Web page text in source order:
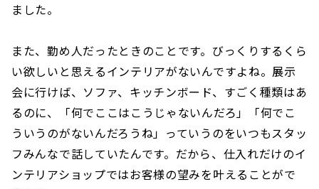
ました。
また、勤め人だったときのことです。びっくりするくら
い欲しいと思えるインテリアがないんですよね。展示
会に行けば、ソファ、キッチンボード、すごく種類はあ
るのに、「何でここはこうじゃないんだろ」「何でこ
ういうのがないんだろうね」っていうのをいつもスタッ
フみんなで話していたんです。だから、仕入れだけのイ
ンテリアショップではお客様の望みを叶えることがで